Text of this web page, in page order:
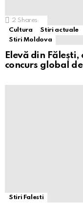
2 Shares
Cultura
Stiri actuale
Stiri Moldova
Elevă din
concurs global
Stiri Falesti